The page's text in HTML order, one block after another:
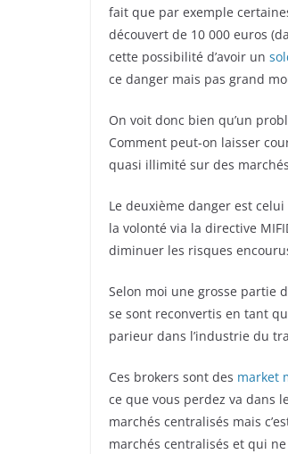
fait que par exemple
découvert de 10 000 euros
cette possibilité d’avoir un
ce danger mais pas grand
On voit donc bien qu’un
Comment peut-on laisser
quasi illimité sur des
Le deuxième danger est celui
la volonté via la directive
diminuer les risques
Selon moi une grosse partie
se sont reconvertis en tant
parieur dans l’industrie du
Ces brokers sont des market
ce que vous perdez va dans
marchés centralisés mais
marchés centralisés et qui